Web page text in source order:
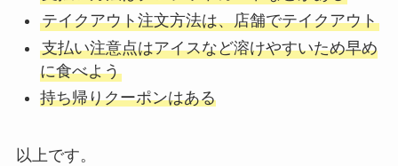
テイクアウト注文方法は、店舗でテイクアウト
支払い注意点はアイスなど溶けやすいため早め
に食べよう
持ち帰りクーポンはある
以上です。